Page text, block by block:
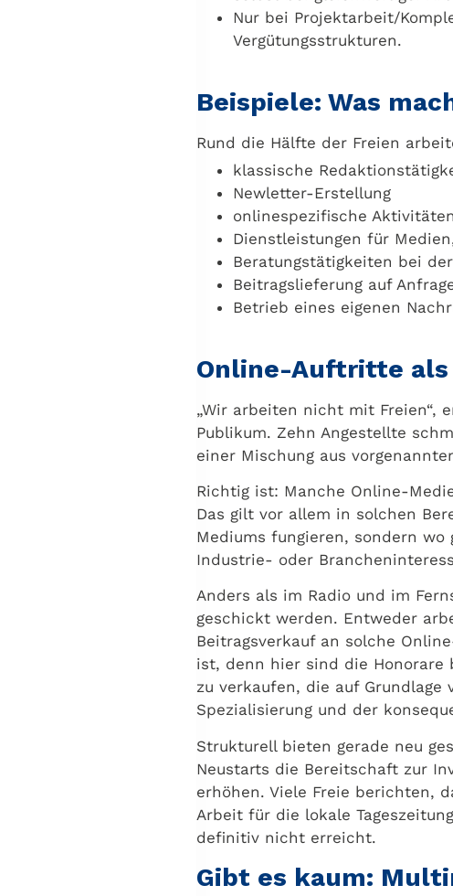
Nur bei Projektarbeit/
Vergütungsstrukturen.
Beispiele: Was
Rund die Hälfte der Freien
klassische
Newletter-Erstellung
onlinespezifische
Dienstleistungen für
Beratungstätigkeiten bei
Beitragslieferung auf
Betrieb eines eigenen
Online-Auftritte als
„Wir arbeiten nicht mit Freien“,
Publikum. Zehn Angestellte
einer Mischung aus
Richtig ist: Manche Online-
Das gilt vor allem in solchen
Mediums fungieren, sondern
Industrie- oder
Anders als im Radio und im
geschickt werden. Entweder
Beitragsverkauf an solche
ist, denn hier sind die Honorare
zu verkaufen, die auf
Spezialisierung und der
Strukturell bieten gerade neu
Neustarts die Bereitschaft zur
erhöhen. Viele Freie berichten,
Arbeit für die lokale
definitiv nicht erreicht.
Gibt es kaum: